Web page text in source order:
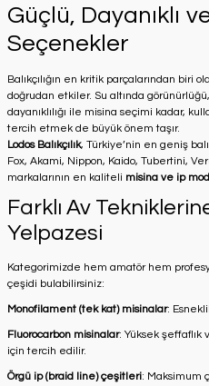
Güçlü, Dayanıklı
Seçenekler
Balıkçılığın en kritik parçalarından biri
doğrudan etkiler. Su altında
dayanıklılığı ile misina seçimi kadar,
tercih etmek de büyük önem taşır.
Lodos Balıkçılık, Türkiye’nin en geniş
Fox, Akami, Nippon, Kaido, Tubertini,
markalarının en kaliteli misina ve ip
Farklı Av
Yelpazesi
Kategorimizde hem amatör hem
çeşidi bulabilirsiniz:
Monofilament (tek kat) misinalar:
Fluorocarbon misinalar: Yüksek şeffaflık
için tercih edilir.
Örgü ip (braid line) çeşitleri: Maksimum